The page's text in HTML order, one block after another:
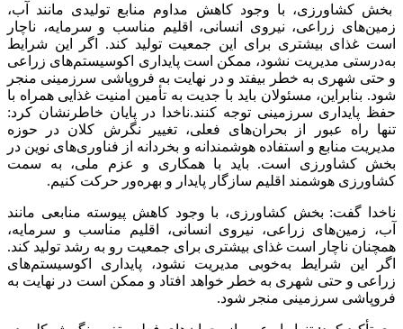
بخش کشاورزی، با وجود کاهش مداوم منابع تولیدی مانند آب،
زمین‌های زراعی، نیروی انسانی، اقلیم مناسب و سرمایه، ناچار
است غذای بیشتری برای این جمعیت تولید کند. اگر این شرایط
به‌درستی مدیریت نشود، ممکن است پایداری اکوسیستم‌های زراعی
و حتی شهری به خطر بیفتد و در نهایت به فروپاشی سرزمینی منجر
شود. بنابراین، مسئولان باید با جدیت به تأمین امنیت غذایی همراه با
حفظ پایداری سرزمینی توجه کنند.ناخدا در پایان خاطرنشان کرد:
تنها راه عبور از بحران‌های فعلی، تغییر نگرش کلان در حوزه
مدیریت منابع و استفاده هوشمندانه و بخردانه از فناوری‌های نوین در
بخش کشاورزی است. باید با همکاری و عزم ملی، به سمت
کشاورزی هوشمند اقلیم سازگار پایدار و بهره‌ور حرکت کنیم.
ناخدا گفت: بخش کشاورزی، با وجود کاهش پیوسته منابعی مانند
آب، زمین‌های زراعی، نیروی انسانی، اقلیم مناسب و سرمایه،
همچنان ناچار است غذای بیشتری برای جمعیت رو به رشد تولید کند.
اگر این شرایط به‌خوبی مدیریت نشود، پایداری اکوسیستم‌های
زراعی و حتی شهری به خطر خواهد افتاد و ممکن است در نهایت به
فروپاشی سرزمینی منجر شود.